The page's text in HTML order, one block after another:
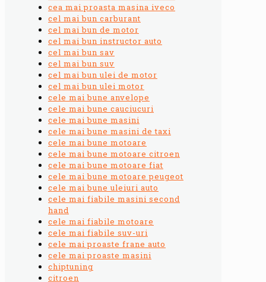
cea mai proasta masina iveco
cel mai bun carburant
cel mai bun de motor
cel mai bun instructor auto
cel mai bun sav
cel mai bun suv
cel mai bun ulei de motor
cel mai bun ulei motor
cele mai bune anvelope
cele mai bune cauciucuri
cele mai bune masini
cele mai bune masini de taxi
cele mai bune motoare
cele mai bune motoare citroen
cele mai bune motoare fiat
cele mai bune motoare peugeot
cele mai bune uleiuri auto
cele mai fiabile masini second
hand
cele mai fiabile motoare
cele mai fiabile suv-uri
cele mai proaste frane auto
cele mai proaste masini
chiptuning
citroen